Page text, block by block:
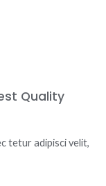
Quality
tetur adipisci velit,